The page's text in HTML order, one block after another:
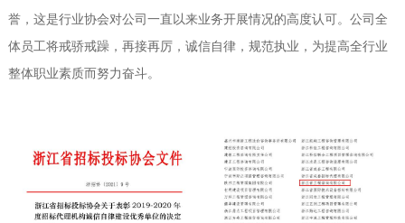
誉，这是行业协会对公司一直以来业务开展情况的高度认可。公司全
体员工将戒骄戒躁，再接再厉，诚信自律，规范执业，为提高全行业
整体职业素质而努力奋斗。